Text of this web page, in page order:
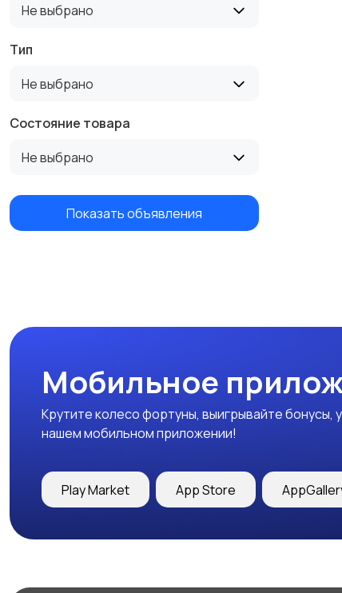
Не выбрано
Тип
Не выбрано
Состояние товара
Не выбрано
Показать объявления
Мобильное
Крутите колесо фортуны, выигрывайте
нашем мобильном приложении!
Play Market App Store